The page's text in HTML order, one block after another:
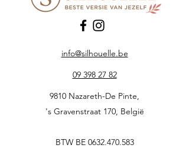
info@silhouelle.be
09 398 27 82
9810 Nazareth-De Pinte,
's Gravenstraat 170, België
BTW BE 0632.470.583